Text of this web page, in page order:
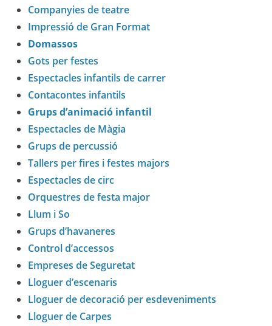
Companyies de teatre
Impressió de Gran Format
Domassos
Gots per festes
Espectacles infantils de carrer
Contacontes infantils
Grups d’animació infantil
Espectacles de Màgia
Grups de percussió
Tallers per fires i festes majors
Espectacles de circ
Orquestres de festa major
Llum i So
Grups d’havaneres
Control d’accessos
Empreses de Seguretat
Lloguer d’escenaris
Lloguer de decoració per esdeveniments
Lloguer de Carpes